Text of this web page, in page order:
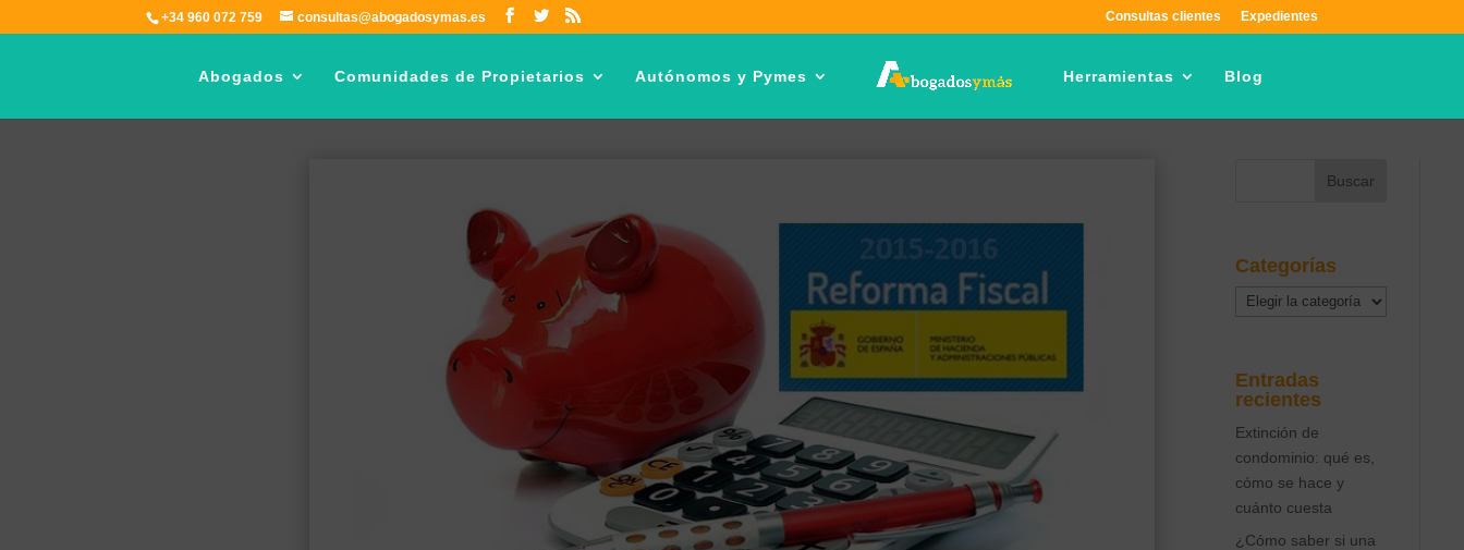
+34 960 072 759 consultas@abogadosymas.es Consultas clientes Expedientes
Abogados Comunidades de Propietarios Autónomos y Pymes Herramientas Blog
Categorías
Categorías
Entradas
recientes
Extinción de
condominio: qué es,
cómo se hace y
cuánto cuesta
¿Cómo saber si una